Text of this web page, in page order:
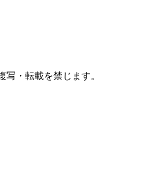
写・転載を禁じます。